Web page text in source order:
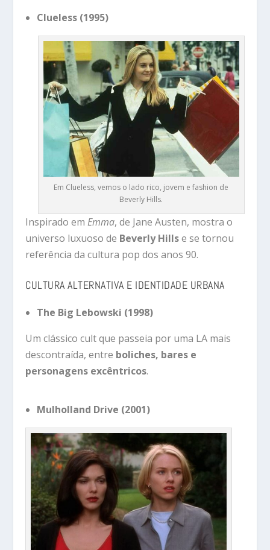
Clueless (1995)
Em Clueless, vemos o lado rico, jovem e fashion de
Beverly Hills.
Inspirado emEmma, de Jane Austen, mostra o
universo luxuoso de Beverly Hillse se tornou
referência da cultura pop dos anos 90.
CULTURA ALTERNATIVA E IDENTIDADE URBANA
The Big Lebowski (1998)
Um clássico cult que passeia por uma LA mais
descontraída, entre boliches, bares e
personagens excêntricos.
Mulholland Drive (2001)